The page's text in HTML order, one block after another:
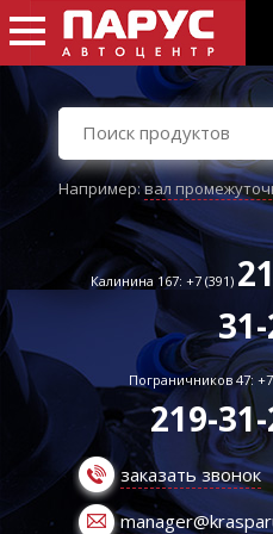
Например:вал
Калинина 167: +7 (391)
Пограничников 47:
219-
заказать звонок